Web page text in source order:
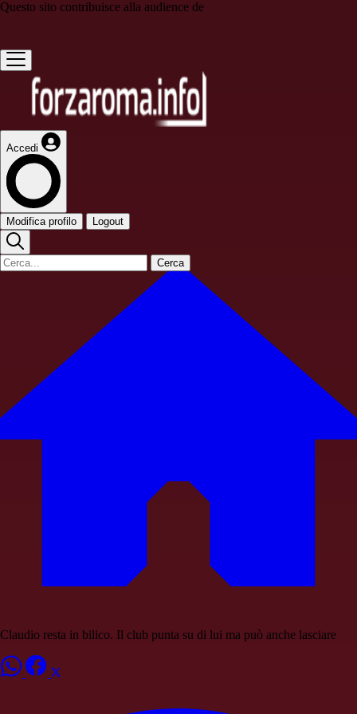
Questo sito contribuisce alla audience de
Accedi
Modifica profilo Logout
Cerca
Claudio resta in bilico. Il club punta su di lui ma può anche lasciare